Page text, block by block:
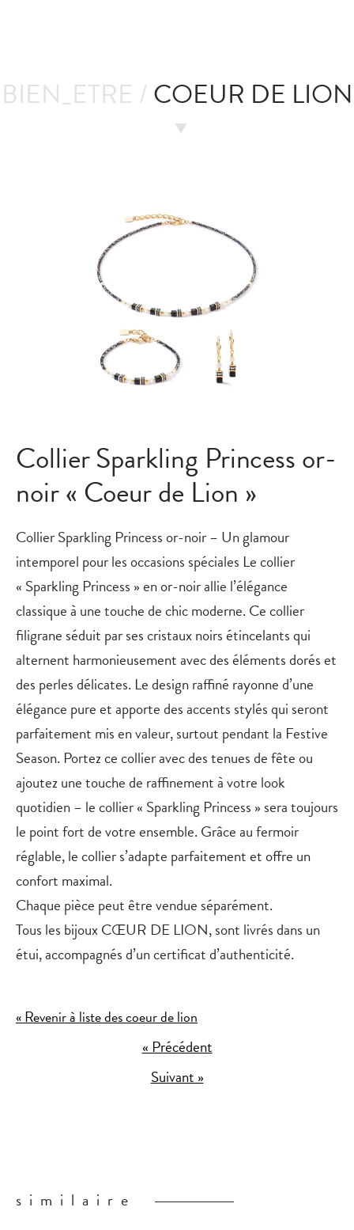
BIEN_ETRE / COEUR DE LION
Collier Sparkling Princess or-
noir « Coeur de Lion »
Collier Sparkling Princess or-noir – Un glamour
intemporel pour les occasions spéciales Le collier
« Sparkling Princess » en or-noir allie l’élégance
classique à une touche de chic moderne. Ce collier
filigrane séduit par ses cristaux noirs étincelants qui
alternent harmonieusement avec des éléments dorés et
des perles délicates. Le design raffiné rayonne d’une
élégance pure et apporte des accents stylés qui seront
parfaitement mis en valeur, surtout pendant la Festive
Season. Portez ce collier avec des tenues de fête ou
ajoutez une touche de raffinement à votre look
quotidien – le collier « Sparkling Princess » sera toujours
le point fort de votre ensemble. Grâce au fermoir
réglable, le collier s’adapte parfaitement et offre un
confort maximal.
Chaque pièce peut être vendue séparément.
Tous les bijoux CŒUR DE LION, sont livrés dans un
étui, accompagnés d’un certificat d’authenticité.
« Revenir à liste des coeur de lion
« Précédent
Suivant »
similaire